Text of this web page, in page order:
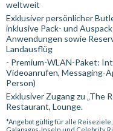
weltweit
Exklusiver persönlicher
inklusive Pack- und
Anwendungen sowie
Landausflüg
- Premium-WLAN-Paket:
Videoanrufen, Messaging-
Person)
Exklusiver Zugang zu „The
Restaurant, Lounge.
*Angebot gültig für alle